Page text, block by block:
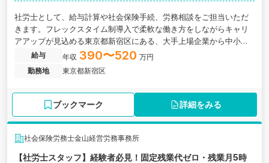
社労士として、給与計算や社会保険手続、労務相談をご担当いただ
きます。フレックスタイム制導入で柔軟な働き方をしながらキャリ
アアップが見込める東京都新宿区にある、大手上場企業から中小企
業まで幅広い経験が積める社労士法人の求人です。
給与 年収 390〜520 万円
勤務地
東京都新宿区
ブックマーク 詳細をみる
社会保険労務士金山経営労務事務所
【社労士スタッフ】経験者必見！固定残業代ゼロ・残業月5時